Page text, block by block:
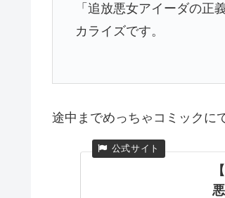
「追放悪女アイーダの正
カライズです。
途中までめっちゃコミックに